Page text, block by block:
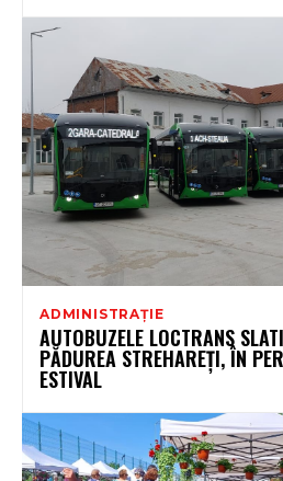
ADMINISTRAȚIE
AUTOBUZELE LOCTRANS
PĂDUREA STREHAREȚI, ÎN
ESTIVAL